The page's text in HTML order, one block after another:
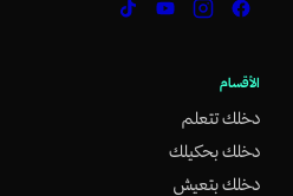
الأقسام
دخلك تتعلم
دخلك بحكيلك
دخلك بتعيش